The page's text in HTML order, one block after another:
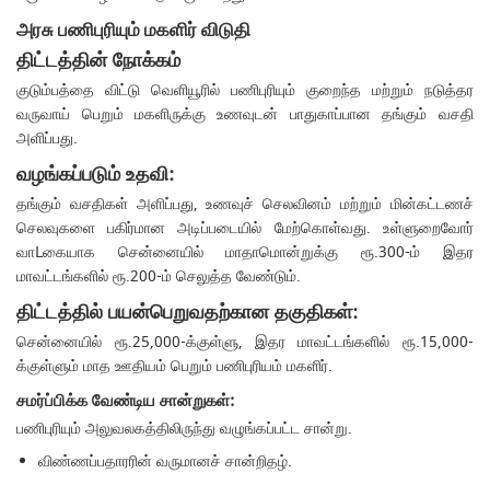
அரசு பணிபுரியும் மகளிர் விடுதி
திட்டத்தின் நோக்கம்
குடும்பத்தை விட்டு வெளியூரில் பணிபுரியும் குறைந்த மற்றும் நடுத்தர
வருவாய் பெறும் மகளிருக்கு உணவுடன் பாதுகாப்பான தங்கும் வசதி
அளிப்பது.
வழங்கப்படும் உதவி:
தங்கும் வசதிகள் அளிப்பது, உணவுச் செலவினம் மற்றும் மின்கட்டணச்
செலவுகளை பகிர்மான அடிப்படையில் மேற்கொள்வது. உள்ளுறைவோர்
வாLகையாக சென்னையில் மாதாமொன்றுக்கு ரூ.300-ம் இதர
மாவட்டங்களில் ரூ.200-ம் செலுத்த வேண்டும்.
திட்டத்தில் பயன்பெறுவதற்கான தகுதிகள்:
சென்னையில் ரூ.25,000-க்குள்ளு, இதர மாவட்டங்களில் ரூ.15,000-
க்குள்ளும் மாத ஊதியம் பெறும் பணிபுரியம் மகளிர்.
சமர்ப்பிக்க வேண்டிய சான்றுகள்:
பணிபுரியும் அலுவலகத்திலிருந்து வழுங்கப்பட்ட சான்று.
விண்ணப்பதாரரின் வருமானச் சான்றிதழ்.